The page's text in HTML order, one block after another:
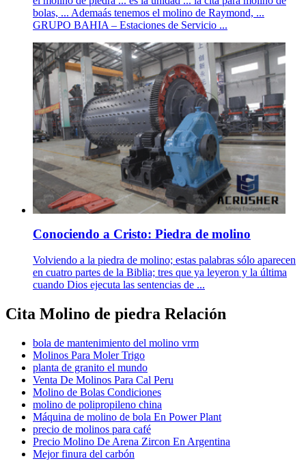
bolas, ... Ademaás tenemos el molino de Raymond, ...
GRUPO BAHIA – Estaciones de Servicio ...
Conociendo a Cristo: Piedra de molino
Volviendo a la piedra de molino; estas palabras sólo aparecen
en cuatro partes de la Biblia; tres que ya leyeron y la última
cuando Dios ejecuta las sentencias de ...
Cita Molino de piedra Relación
bola de mantenimiento del molino vrm
Molinos Para Moler Trigo
planta de granito el mundo
Venta De Molinos Para Cal Peru
Molino de Bolas Condiciones
molino de polipropileno china
Máquina de molino de bola En Power Plant
precio de molinos para café
Precio Molino De Arena Zircon En Argentina
Mejor finura del carbón